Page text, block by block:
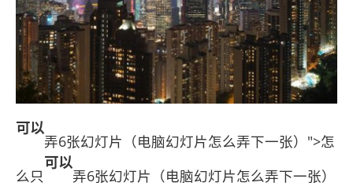
可以
弄6张幻灯片（电脑幻灯片怎么弄下一张）">怎
么只
可以
弄6张幻灯片（电脑幻灯片怎么弄下一张）